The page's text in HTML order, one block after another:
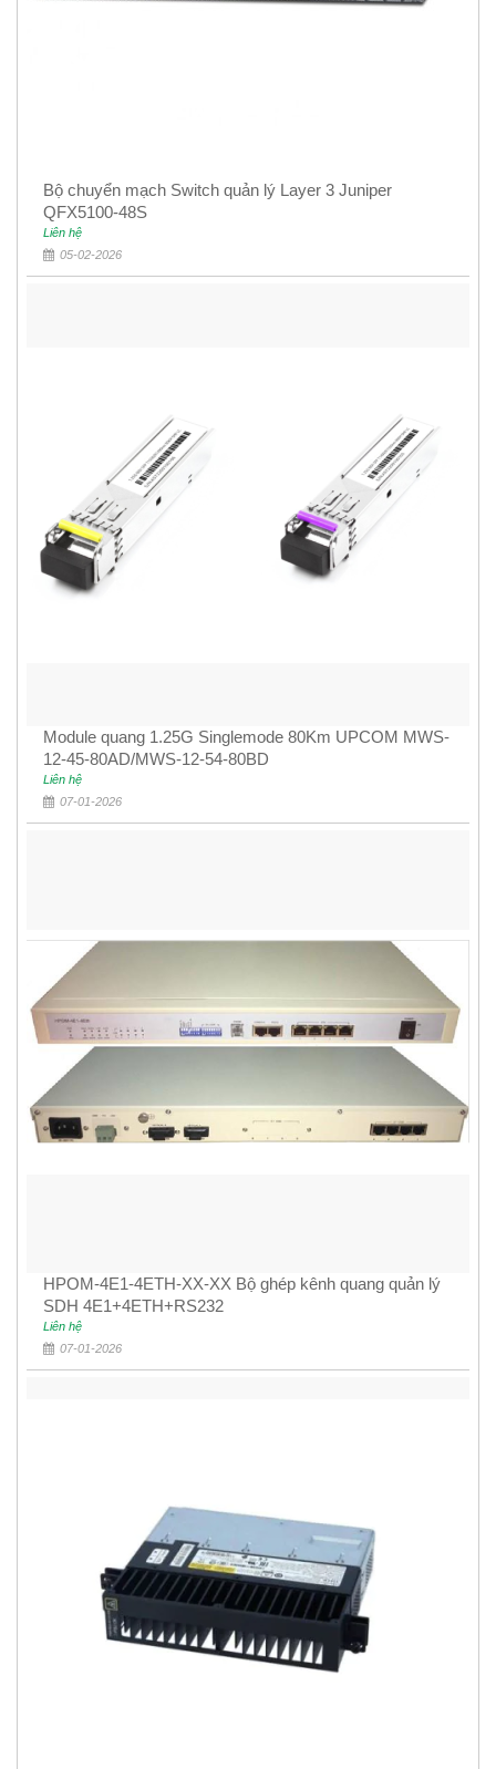
Bộ chuyển mạch Switch quản lý Layer 3 Juniper
QFX5100-48S
Liên hệ
05-02-2026
Module quang 1.25G Singlemode 80Km UPCOM MWS-
12-45-80AD/MWS-12-54-80BD
Liên hệ
07-01-2026
HPOM-4E1-4ETH-XX-XX Bộ ghép kênh quang quản lý
SDH 4E1+4ETH+RS232
Liên hệ
07-01-2026